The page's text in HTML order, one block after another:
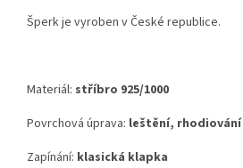
Šperk je vyroben v České republice.
Materiál: stříbro 925/1000
Povrchová úprava: leštění, rhodiování
Zapínání: klasická klapka